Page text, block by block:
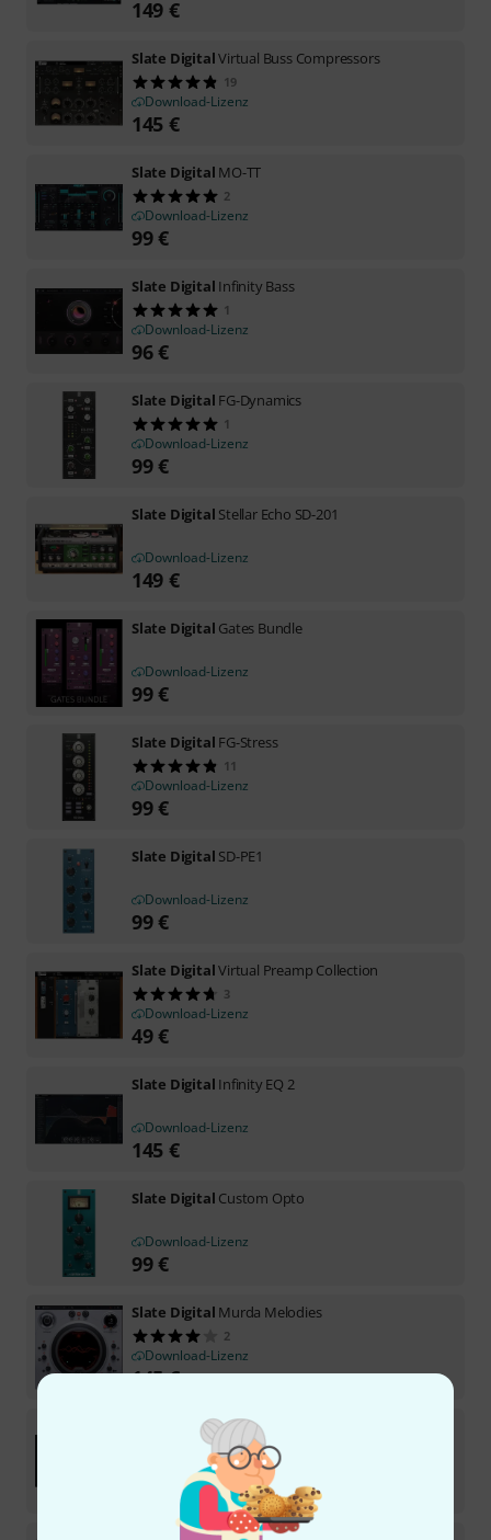
149 €
Slate DigitalVirtual Buss Compressors
19
Download-Lizenz
145 €
Slate Digital MO-TT
2
Download-Lizenz
99€
Slate Digital Infinity Bass
1
Download-Lizenz
96€
Slate Digital FG-Dynamics
1
Download-Lizenz
99€
Slate Digital Stellar Echo SD-201
Download-Lizenz
149 €
Slate Digital Gates Bundle
Download-Lizenz
99€
Slate Digital FG-Stress
11
Download-Lizenz
99€
Slate Digital SD-PE1
Download-Lizenz
99€
Slate DigitalVirtual Preamp Collection
3
Download-Lizenz
49€
Slate Digital Infinity EQ 2
Download-Lizenz
145 €
Slate Digital Custom Opto
Download-Lizenz
99€
Slate Digital Murda Melodies
2
Download-Lizenz
145€
Slate Digital Virtu
Download-Lizenz